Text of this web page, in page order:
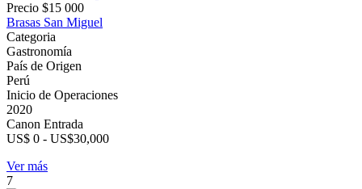
Precio $15 000
Brasas San Miguel
Categoria
Gastronomía
País de Origen
Perú
Inicio de Operaciones
2020
Canon Entrada
US$ 0 - US$30,000
Ver más
7